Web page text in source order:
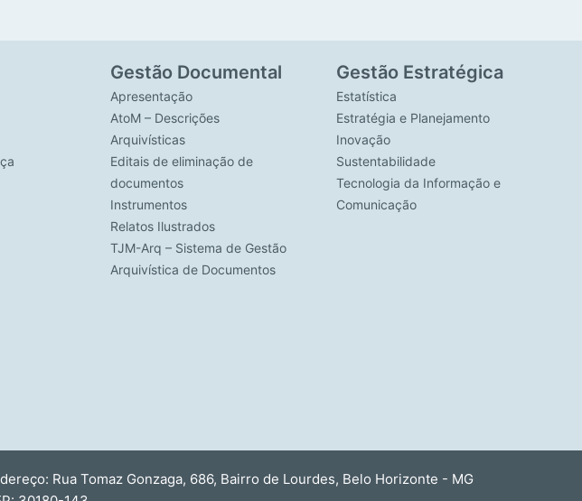
Gestão Documental
Apresentação
AtoM – Descrições
Arquivísticas
Editais de eliminação de
documentos
Instrumentos
Relatos Ilustrados
TJM-Arq – Sistema de Gestão
Arquivística de Documentos
Gestão Estratégica
Estatística
Estratégia e Planejamento
Inovação
Sustentabilidade
Tecnologia da Informação e
Comunicação
Rua Tomaz Gonzaga, 686, Bairro de Lourdes, Belo Horizonte - MG